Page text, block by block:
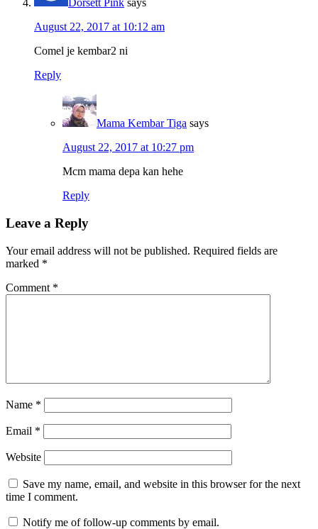
Dorsett Pink says
August 22, 2017 at 10:12 am
Comel je kembar2 ni
Reply
Mama Kembar Tiga says
August 22, 2017 at 10:27 pm
Mcm mama depa kan hehe
Reply
Leave a Reply
Your email address will not be published. Required fields are
marked *
Comment *
Name *
Email *
Website
Save my name, email, and website in this browser for the next
time I comment.
Notify me of follow-up comments by email.